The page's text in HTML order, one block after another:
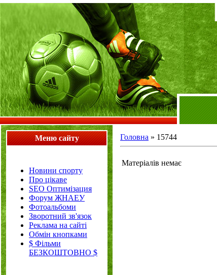
Меню сайту
Новини спорту
Про цікаве
SEO Оптимізация
Форум ЖНАЕУ
Фотоальбоми
Зворотний зв'язок
Реклама на сайті
Обмін кнопками
$ Фільми
БЕЗКОШТОВНО $
Головна » 15744
Матеріалів немає